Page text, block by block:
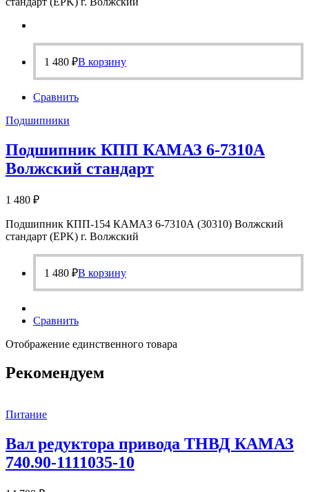
1 480 ₽В корзину
Сравнить
Подшипники
Подшипник КПП КАМАЗ 6-7310А
Волжский стандарт
1 480 ₽
Подшипник КПП-154 КАМАЗ 6-7310А (30310) Волжский
стандарт (EPK) г. Волжский
1 480 ₽В корзину
Сравнить
Отображение единственного товара
Рекомендуем
Питание
Вал редуктора привода ТНВД КАМАЗ
740.90-1111035-10